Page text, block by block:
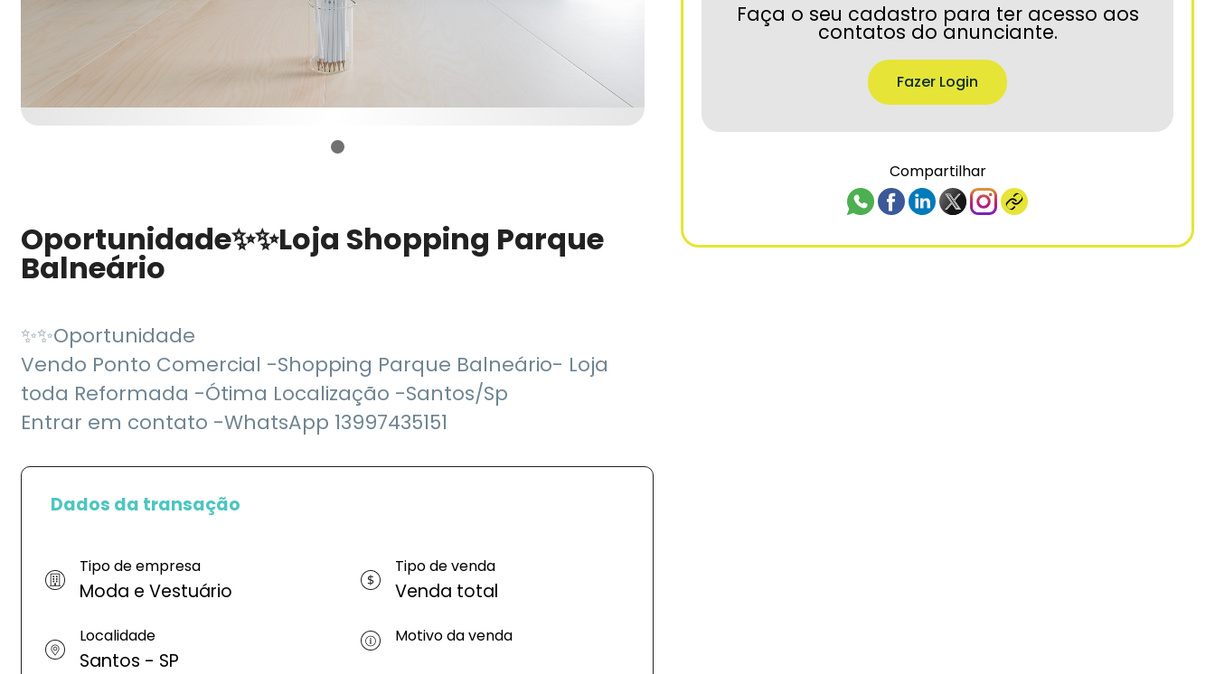
Faça o seu cadastro para ter acesso aos
contatos do anunciante.
Fazer Login
Compartilhar
Oportunidade✨✨Loja Shopping Parque
Balneário
✨✨Oportunidade
Vendo Ponto Comercial -Shopping Parque Balneário- Loja
toda Reformada -Ótima Localização -Santos/Sp
Entrar em contato -WhatsApp 13997435151
Dados da transação
Tipo de empresa
Moda e Vestuário
Localidade
Santos - SP
Tipo de venda
Venda total
Motivo da venda